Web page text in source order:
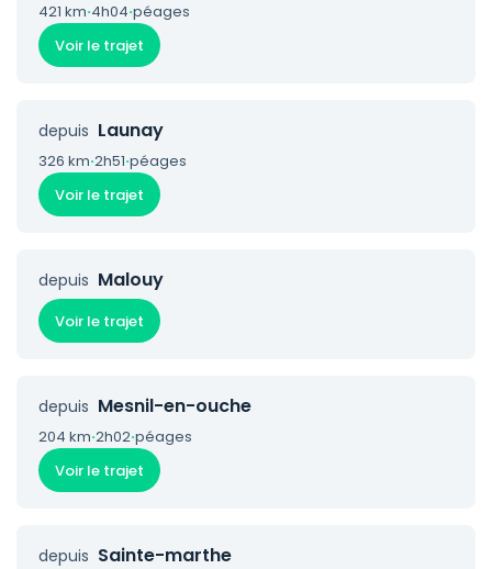
421 km·4h04·péages
Voir le trajet
depuis Launay
326 km·2h51·péages
Voir le trajet
depuis Malouy
Voir le trajet
depuis Mesnil-en-ouche
204 km·2h02·péages
Voir le trajet
depuis Sainte-marthe